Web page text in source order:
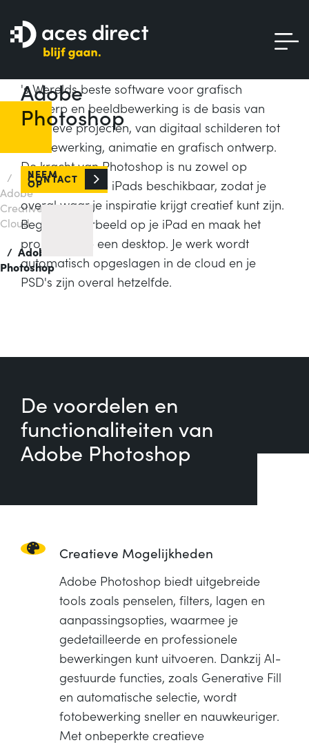
Home
/
Adobe
Creative
Cloud
/ Adobe
Photoshop
Adobe
Photoshop
NEEM
CONTACT
OP
's Werelds beste software voor grafisch
ontwerp en beeldbewerking is de basis van
creatieve projecten, van digitaal schilderen tot
fotobewerking, animatie en grafisch ontwerp.
De kracht van Photoshop is nu zowel op
desktops als op iPads beschikbaar, zodat je
overal waar je inspiratie krijgt creatief kunt zijn.
Begin bijvoorbeeld op je iPad en maak het
project af op een desktop. Je werk wordt
automatisch opgeslagen in de cloud en je
PSD's zijn overal hetzelfde.
De voordelen en
functionaliteiten van
Adobe Photoshop
Creatieve Mogelijkheden
Adobe Photoshop biedt uitgebreide
tools zoals penselen, filters, lagen en
aanpassingsopties, waarmee je
gedetailleerde en professionele
bewerkingen kunt uitvoeren. Dankzij AI-
gestuurde functies, zoals Generative Fill
en automatische selectie, wordt
fotobewerking sneller en nauwkeuriger.
Met onbeperkte creatieve